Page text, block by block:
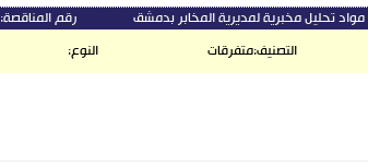
تحليل مخبرية لمديرية المخابر بدمشق رقم المناقصة:
التصنيف:متفرقات النوع: